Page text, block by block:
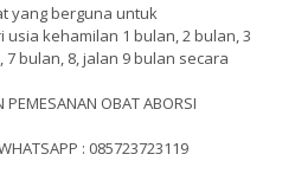
yang berguna untuk
kehamilan 1 bulan, 2 bulan, 3
bulan, 8, jalan 9 bulan secara
OBAT ABORSI
: 085723723119